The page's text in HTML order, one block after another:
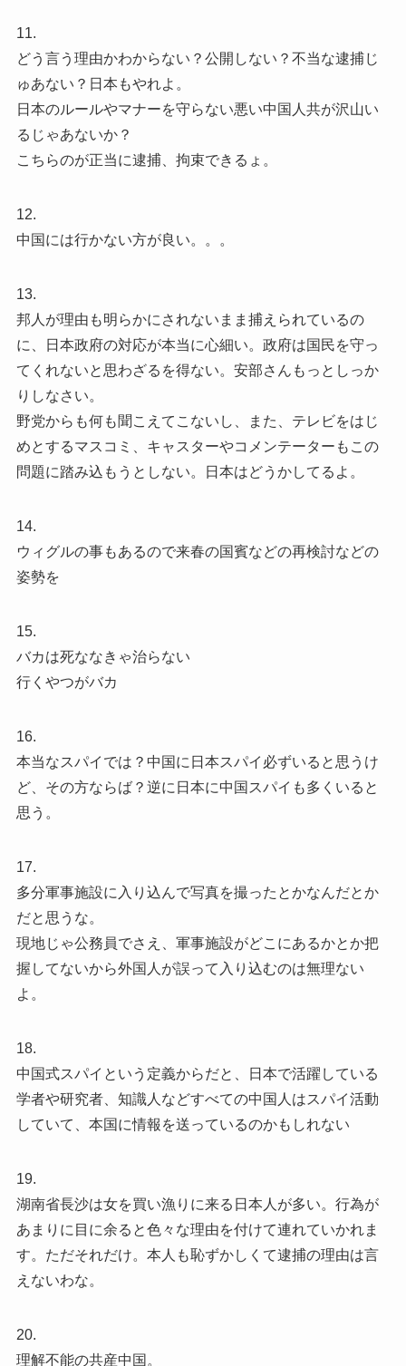
11.
どう言う理由かわからない？公開しない？不当な逮捕じ
ゅあない？日本もやれよ。
日本のルールやマナーを守らない悪い中国人共が沢山い
るじゃあないか？
こちらのが正当に逮捕、拘束できるょ。
12.
中国には行かない方が良い。。。
13.
邦人が理由も明らかにされないまま捕えられているの
に、日本政府の対応が本当に心細い。政府は国民を守っ
てくれないと思わざるを得ない。安部さんもっとしっか
りしなさい。
野党からも何も聞こえてこないし、また、テレビをはじ
めとするマスコミ、キャスターやコメンテーターもこの
問題に踏み込もうとしない。日本はどうかしてるよ。
14.
ウィグルの事もあるので来春の国賓などの再検討などの
姿勢を
15.
バカは死ななきゃ治らない
行くやつがバカ
16.
本当なスパイでは？中国に日本スパイ必ずいると思うけ
ど、その方ならば？逆に日本に中国スパイも多くいると
思う。
17.
多分軍事施設に入り込んで写真を撮ったとかなんだとか
だと思うな。
現地じゃ公務員でさえ、軍事施設がどこにあるかとか把
握してないから外国人が誤って入り込むのは無理ない
よ。
18.
中国式スパイという定義からだと、日本で活躍している
学者や研究者、知識人などすべての中国人はスパイ活動
していて、本国に情報を送っているのかもしれない
19.
湖南省長沙は女を買い漁りに来る日本人が多い。行為が
あまりに目に余ると色々な理由を付けて連れていかれま
す。ただそれだけ。本人も恥ずかしくて逮捕の理由は言
えないわな。
20.
理解不能の共産中国。